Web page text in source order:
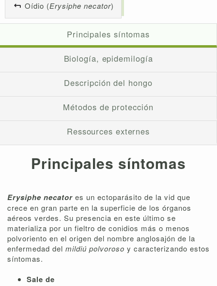
Oídio (Erysiphe necator)
Principales síntomas
Biología, epidemilogía
Descripción del hongo
Métodos de protección
Ressources externes
Principales síntomas
Erysiphe necator es un ectoparásito de la vid que
crece en gran parte en la superficie de los órganos
aéreos verdes. Su presencia en este último se
materializa por un fieltro de conidios más o menos
polvoriento en el origen del nombre anglosajón de la
enfermedad del mildiú polvoroso y caracterizando estos
síntomas.
Sale de